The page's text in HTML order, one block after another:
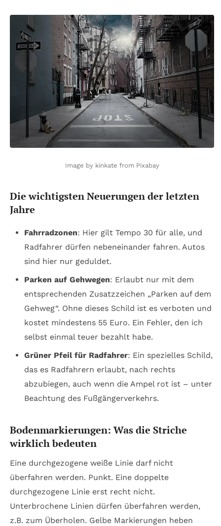
Image by kinkate from Pixabay
Die wichtigsten Neuerungen der letzten
Jahre
Fahrradzonen: Hier gilt Tempo 30 für alle, und
Radfahrer dürfen nebeneinander fahren. Autos
sind hier nur geduldet.
Parken auf Gehwegen: Erlaubt nur mit dem
entsprechenden Zusatzzeichen „Parken auf dem
Gehweg“. Ohne dieses Schild ist es verboten und
kostet mindestens 55 Euro. Ein Fehler, den ich
selbst einmal teuer bezahlt habe.
Grüner Pfeil für Radfahrer: Ein spezielles Schild,
das es Radfahrern erlaubt, nach rechts
abzubiegen, auch wenn die Ampel rot ist – unter
Beachtung des Fußgängerverkehrs.
Bodenmarkierungen: Was die Striche
wirklich bedeuten
Eine durchgezogene weiße Linie darf nicht
überfahren werden. Punkt. Eine doppelte
durchgezogene Linie erst recht nicht.
Unterbrochene Linien dürfen überfahren werden,
z.B. zum Überholen. Gelbe Markierungen heben